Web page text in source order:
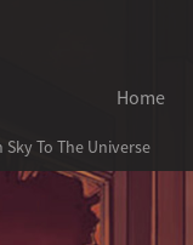
Home
Sky To The Universe